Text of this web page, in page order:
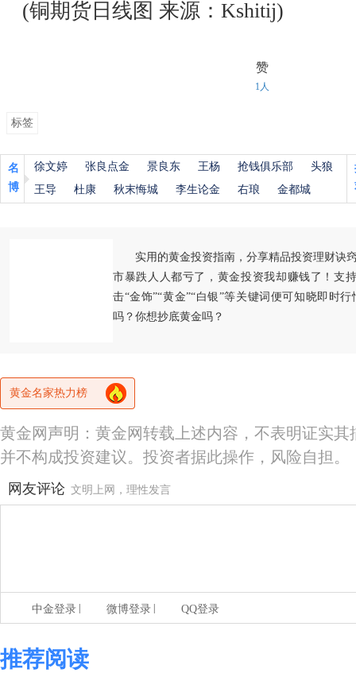
(铜期货日线图 来源：Kshitij)
赞
1人
标签
名
博
徐文婷 张良点金 景良东 王杨 抢钱俱乐部
头狼
王导
杜康 秋末悔城 李生论金 右琅 金都城
实用的黄金投资指南，分享精品投资理财诀
市暴跌人人都亏了，黄金投资我却赚钱了！支
击“金饰”“黄金”“白银”等关键词便可知晓即时
吗？你想抄底黄金吗？
黄金名家热力榜
黄金网声明：黄金网转载上述内容，不表明证实
并不构成投资建议。投资者据此操作，风险自担。
网友评论 文明上网，理性发言
中金登录 微博登录 QQ登录
推荐阅读